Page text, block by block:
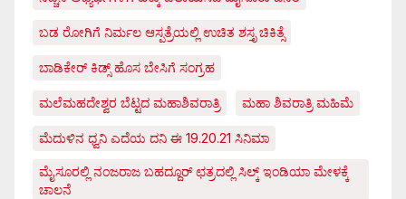
ಬಡ ರೋಗಿಗೆ ನಿರ್ಮಲ ಆಸ್ಪತ್ರೆಯಲ್ಲಿ ಉಚಿತ ಶಸ್ತೃ ಚಿಕಿತ್ಸೆ
ಬಾಡಿಕೇರ್ ಕಿಡ್ಸ್ ಹೊಸ ಬೇಸಿಗೆ ಸಂಗ್ರಹ
ಮಲೆಮಹದೇಶ್ವರ ಬೆಟ್ಟದ ಮಹಾಶಿವರಾತ್ರಿ ಮಹಾ ಶಿವರಾತ್ರಿ ಮಹಿಮೆ
ಮೆದುಳಿನ ಧ್ವನಿ ಎದೆಯ ದನಿ ಈ 19.20.21 ಸಿನಿಮಾ
ಮೈಸೂರಲ್ಲಿ ನಂಜರಾಜ ಬಹದ್ದೂರ್ ಛತ್ರದಲ್ಲಿ ಸಿಲ್ಕ್ ಇಂಡಿಯಾ ಮೇಳಕ್ಕೆ
ಚಾಲನೆ